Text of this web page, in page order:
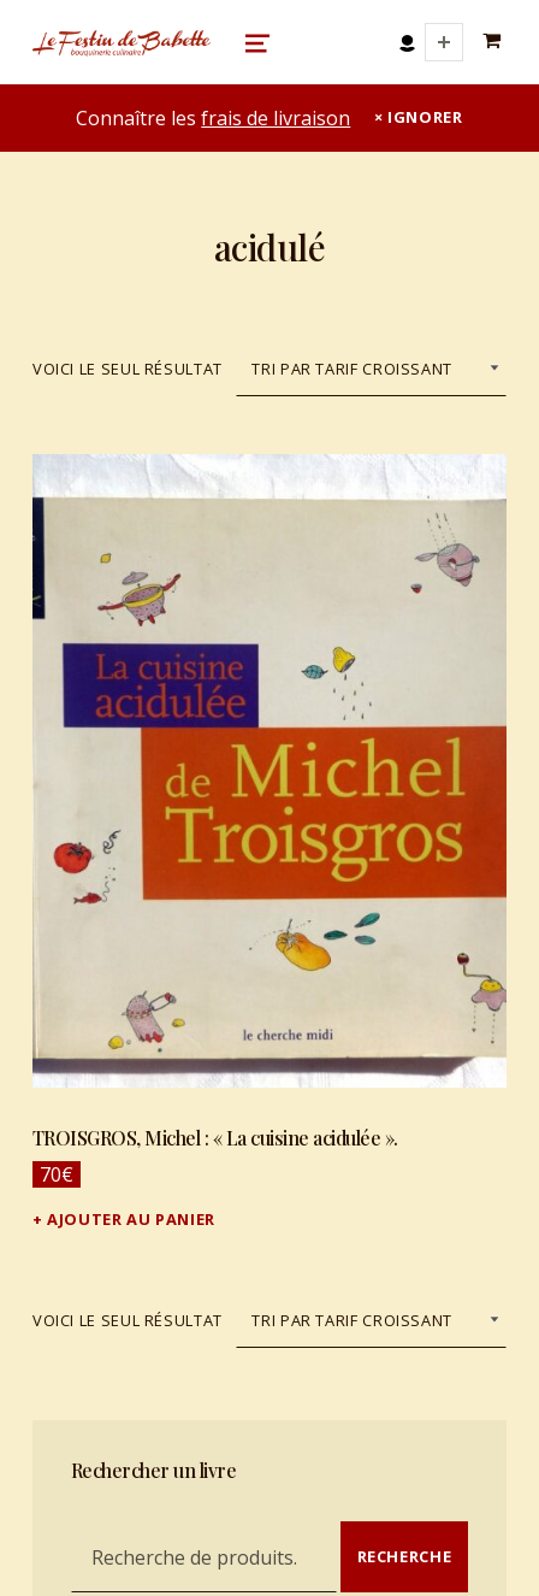
le festin de babette
"LE FESTIN DE BABETTE" – BOUQUINERIE GASTRONOMIQUE MENU
Connaître lesfrais de livraison IGNORER
acidulé
VOICI LE SEUL RÉSULTAT
List of products
TROISGROS, Michel : « La cuisine acidulée ».
70€
AJOUTER AU PANIER
VOICI LE SEUL RÉSULTAT
Rechercher un livre
Recherche pour : RECHERCHE